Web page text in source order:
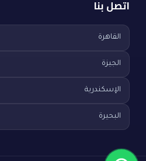
اتصل بنا
القاهرة
الجيزة
الإسكندرية
البحيرة